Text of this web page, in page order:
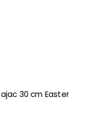
30 cm Easter